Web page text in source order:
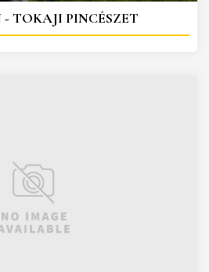
TOKAJI PINCÉSZET